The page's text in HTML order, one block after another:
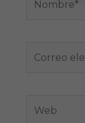
electrónico*